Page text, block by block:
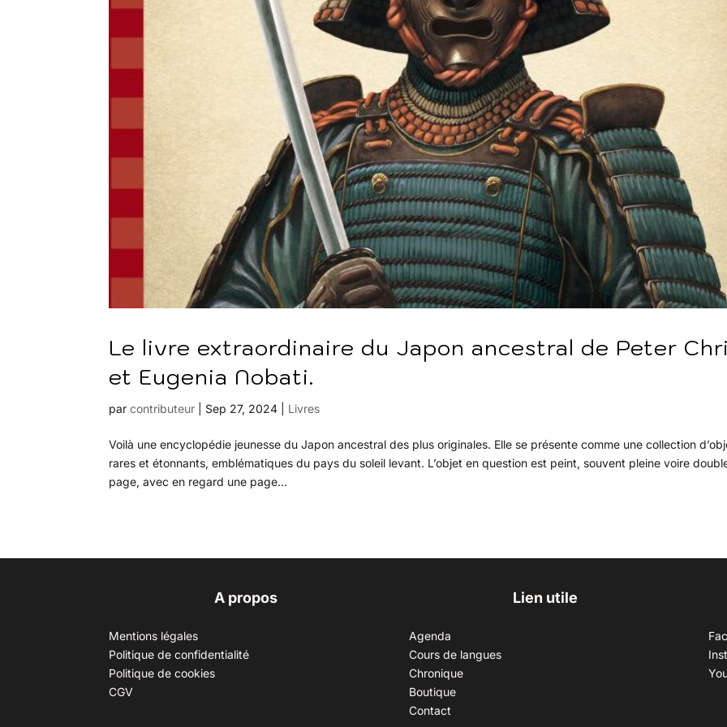
Le livre extraordinaire du Japon ancestral de Peter
et Eugenia Nobati.
parcontributeur Sep 27, 2024 Livres
Voilà une encyclopédie jeunesse du Japon ancestral des plus originales. Elle se présente comme une collection
rares et étonnants, emblématiques du pays du soleil levant. L’objet en question est peint, souvent pleine voire
page, avec en regard une page...
A propos
Mentions légales
Politique de confidentialité
Politique de cookies
CGV
Lien utile
Agenda
Cours de langues
Chronique
Boutique
Contact